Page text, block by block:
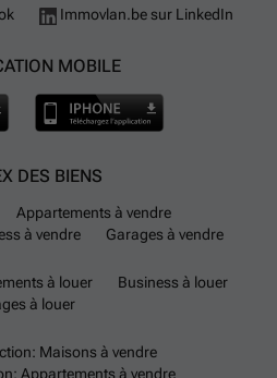
Immovlan.be sur LinkedIn
MOBILE
DES BIENS
Appartements à vendre
à vendre Garages à vendre
à louer
Business à louer
à louer
Maisons à vendre
Appartements à vendre